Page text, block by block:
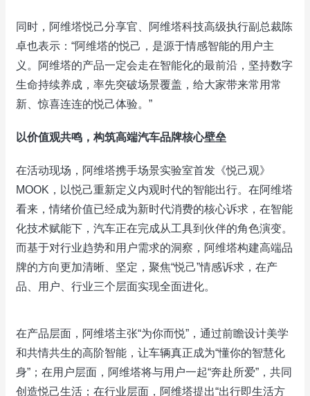
同时，阿维塔悦己分享官、阿维塔科技高级执行副总裁陈
卓也表示：“阿维塔的悦己，是源于情感智能的用户主
义。阿维塔的产品一定会走在智能化的最前沿，坚持数字
生命持续养成，率先突破场景覆盖，给大家带来常用常
新、惊喜连连的悦己体验。”
以价值观共鸣，构筑高端汽车品牌核心壁垒
在活动现场，阿维塔携手场景实验室首发《悦己观》
MOOK，以悦己重新定义内观时代的智能出行。在阿维塔
看来，情绪价值已经成为新时代消费的核心诉求，在智能
化技术赋能下，汽车正在完成从工具到伙伴的角色演变。
而基于对行业趋势和用户需求的洞察，阿维塔构建高端品
牌的方向更加清晰、坚定，聚焦“悦己”情感诉求，在产
品、用户、行业三个层面实现全面进化。
在产品层面，阿维塔主张“为你而悦”，通过前瞻设计美学
和共情共生的高阶智能，让车辆真正成为“懂你的智慧化
身”；在用户层面，阿维塔将与用户一起“奔赴所爱”，共同
创造悦己生活；在行业层面，阿维塔提出“出行即生活方